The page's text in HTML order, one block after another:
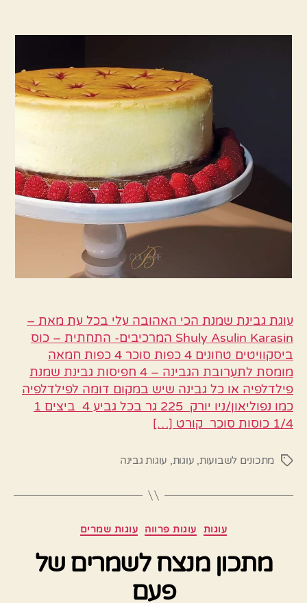
ספק
טעימה
שאפיתי
–
עוגת
עוגת גבינת שמנת הכי האהובה עלי בכל עת מאת –
Shuly Asulin Karasin המרכיבים- התחתית – כוס
ביסקוויטים טחונים 4 כפות סוכר 4 כפות חמאה
מומסת לתערובת הגבינה – 4 חפיסות גבינת שמנת
פילדלפיה או כל גבינה שיש במקום דומה לפילדלפיה
כמו נפוליאון/ניו יורק 225 גר בכל גביע 4 ביצים 1
1/4 כוסות סוכר קורט […]
תגיותמתכונים לשבועות, עוגות, עוגות גבינה
קטגוריות עוגות עוגות פרווה עוגות שמרים
מתכון מנצח לשמרים של
פעם